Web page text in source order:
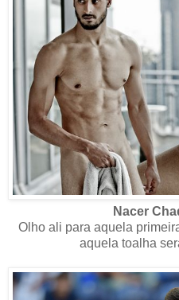
Nacer
Olho ali para aquela
aquela toalha